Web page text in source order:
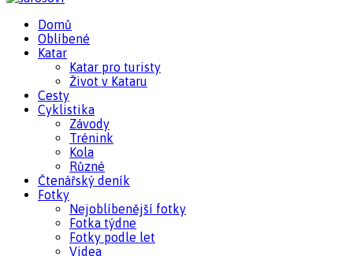
Domů
Oblíbené
Katar
Katar pro turisty
Život v Kataru
Cesty
Cyklistika
Závody
Trénink
Kola
Různé
Čtenářský deník
Fotky
Nejoblíbenější fotky
Fotka týdne
Fotky podle let
Videa